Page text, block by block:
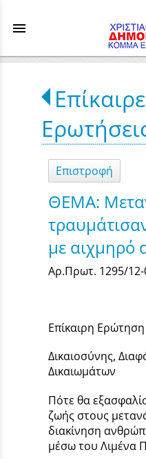
menu
Επιστροφή
ΘΕΜΑ:
με αιχμηρό
Αρ.Πρωτ. 1295/12-
Επίκαιρη
Δικαιοσύνης,
Δικαιωμάτων
Πότε θα
ζωής στους
διακίνηση
μέσω του Λιμένα